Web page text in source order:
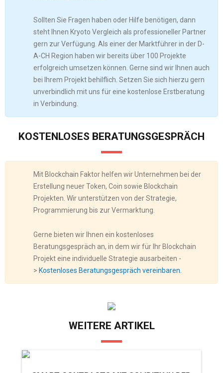
Sollten Sie Fragen haben oder Hilfe benötigen, dann
steht Ihnen Kryoto Vergleich als professioneller Partner
gern zur Verfügung. Als einer der Marktführer in der D-
A-CH Region haben wir bereits über 100 Projekte
erfolgreich umsetzen können. Gerne sind wir Ihnen auch
bei Ihrem Projekt behilflich. Setzen Sie sich hierzu gern
unverbindlich mit uns für eine kostenlose Erstberatung
in Verbindung.
KOSTENLOSES BERATUNGSGESPRÄCH
Mit Blockchain Faktor helfen wir Unternehmen bei der
Erstellung neuer Token, Coin sowie Blockchain
Projekten. Wir unterstützen von der Strategie,
Programmierung bis zur Vermarktung.
Gerne bieten wir Ihnen ein kostenloses
Beratungsgespräch an, in dem wir für Ihr Blockchain
Projekt eine individuelle Strategie ausarbeiten -
> Kostenloses Beratungsgespräch vereinbaren
WEITERE ARTIKEL